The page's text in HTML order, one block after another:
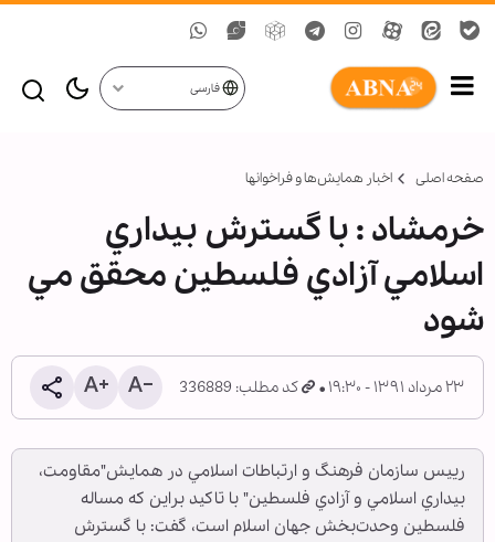
فارسی
صفحه اصلی اخبار همايش‌ها و فراخوان‏ها
خرمشاد : با گسترش بيداري
اسلامي آزادي فلسطين محقق مي
شود
۲۳ مرداد ۱۳۹۱ - ۱۹:۳۰ کد مطلب: 336889
رييس سازمان فرهنگ و ارتباطات اسلامي در همايش"مقاومت،
بيداري اسلامي و آزادي فلسطين" با تاكيد براين كه مساله
فلسطين وحدت‌بخش جهان اسلام است، گفت: با گسترش